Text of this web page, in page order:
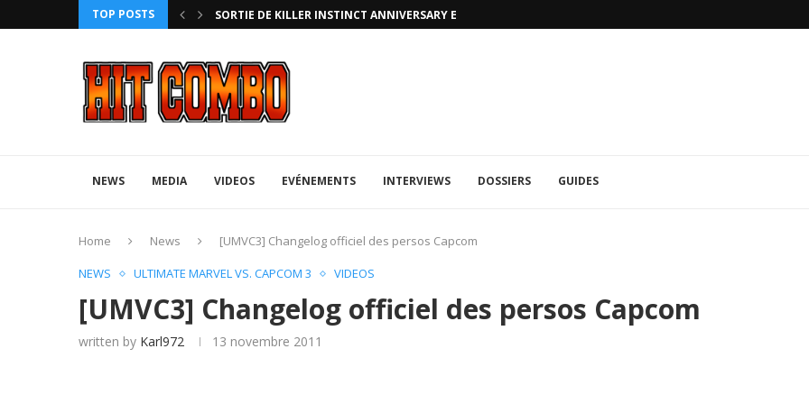
TOP POSTS
AVEC ROLLBACK... SORTIE DE KILLER INSTINCT ANNIVERSARY EDITION
NEWS MEDIA VIDEOS EVÉNEMENTS INTERVIEWS DOSSIERS GUIDES
Home News
[UMVC3] Changelog officiel des persos Capcom
NEWS
ULTIMATE MARVEL VS. CAPCOM 3 VIDEOS
[UMVC3] Changelog officiel des persos Capcom
written by Karl972 13 novembre 2011